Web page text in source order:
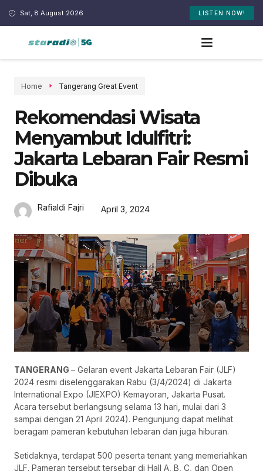
Sat, 8 August 2026 LISTEN NOW!
Home Tangerang Great Event
Rekomendasi Wisata
Menyambut Idulfitri:
Jakarta Lebaran Fair Resmi
Dibuka
Rafialdi Fajri April 3, 2024
TANGERANG – Gelaran event Jakarta Lebaran Fair (JLF)
2024 resmi diselenggarakan Rabu (3/4/2024) di Jakarta
International Expo (JIEXPO) Kemayoran, Jakarta Pusat.
Acara tersebut berlangsung selama 13 hari, mulai dari 3
sampai dengan 21 April 2024). Pengunjung dapat melihat
beragam pameran kebutuhan lebaran dan juga hiburan.
Setidaknya, terdapat 500 peserta tenant yang memeriahkan
JLF. Pameran tersebut tersebar di Hall A, B, C, dan Open